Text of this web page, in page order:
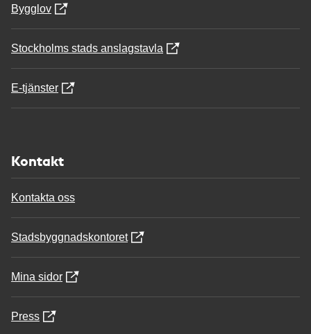
Bygglov
Stockholms stads anslagstavla
E-tjänster
Kontakt
Kontakta oss
Stadsbyggnadskontoret
Mina sidor
Press